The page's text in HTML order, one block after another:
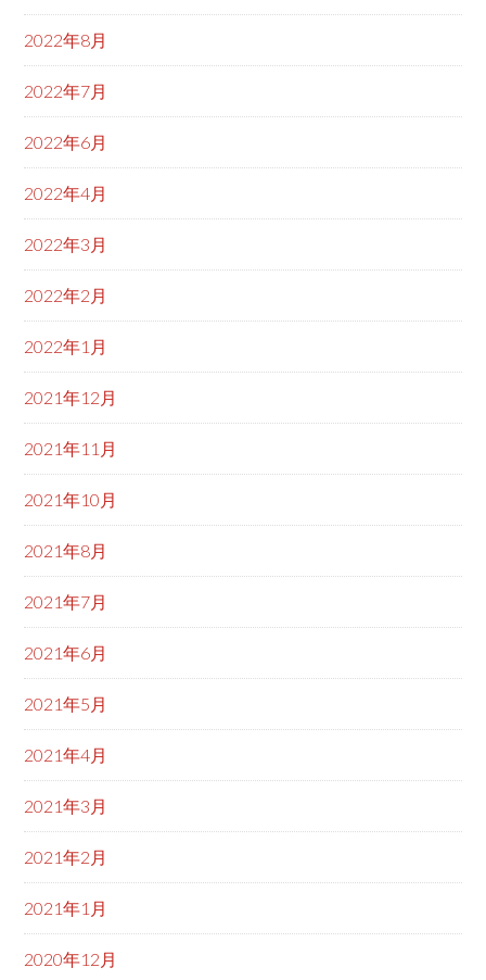
2022年8月
2022年7月
2022年6月
2022年4月
2022年3月
2022年2月
2022年1月
2021年12月
2021年11月
2021年10月
2021年8月
2021年7月
2021年6月
2021年5月
2021年4月
2021年3月
2021年2月
2021年1月
2020年12月